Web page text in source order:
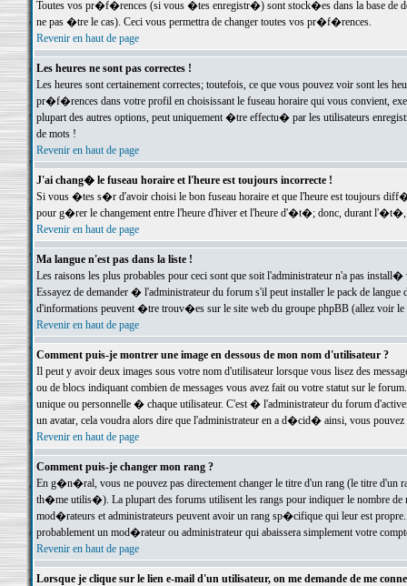
Toutes vos pr�f�rences (si vous �tes enregistr�) sont stock�es dans la base de
ne pas �tre le cas). Ceci vous permettra de changer toutes vos pr�f�rences.
Revenir en haut de page
Les heures ne sont pas correctes !
Les heures sont certainement correctes; toutefois, ce que vous pouvez voir sont
pr�f�rences dans votre profil en choisissant le fuseau horaire qui vous convient,
plupart des autres options, peut uniquement �tre effectu� par les utilisateurs
de mots !
Revenir en haut de page
J'ai chang� le fuseau horaire et l'heure est toujours incorrecte !
Si vous �tes s�r d'avoir choisi le bon fuseau horaire et que l'heure est toujours
pour g�rer le changement entre l'heure d'hiver et l'heure d'�t�; donc, durant
Revenir en haut de page
Ma langue n'est pas dans la liste !
Les raisons les plus probables pour ceci sont que soit l'administrateur n'a pas
Essayez de demander � l'administrateur du forum s'il peut installer le pack de
d'informations peuvent �tre trouv�es sur le site web du groupe phpBB (allez voir le
Revenir en haut de page
Comment puis-je montrer une image en dessous de mon nom d'utilisateur ?
Il peut y avoir deux images sous votre nom d'utilisateur lorsque vous lisez des
ou de blocs indiquant combien de messages vous avez fait ou votre statut sur le
unique ou personnelle � chaque utilisateur. C'est � l'administrateur du forum
un avatar, cela voudra alors dire que l'administrateur en a d�cid� ainsi, vous
Revenir en haut de page
Comment puis-je changer mon rang ?
En g�n�ral, vous ne pouvez pas directement changer le titre d'un rang (le titre d'un
th�me utilis�). La plupart des forums utilisent les rangs pour indiquer le nombre de
mod�rateurs et administrateurs peuvent avoir un rang sp�cifique qui leur est
probablement un mod�rateur ou administrateur qui abaissera simplement votre
Revenir en haut de page
Lorsque je clique sur le lien e-mail d'un utilisateur, on me demande de me